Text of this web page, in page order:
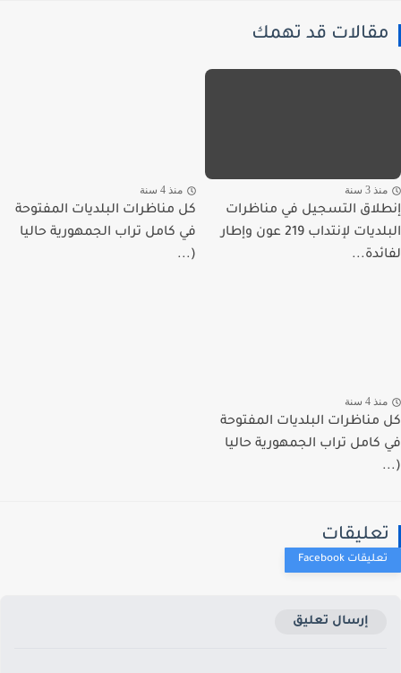
قد تهمك
3 سنة
التسجيل في مناظرات
البلديات لإنتداب 219 عون وإطار
منذ 4 سنة
كل مناظرات البلديات المفتوحة
في كامل تراب الجمهورية حاليا
(...
4 سنة
البلديات المفتوحة
تراب الجمهورية حاليا
إرسال تعليق